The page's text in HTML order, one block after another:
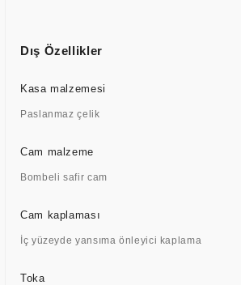
Dış Özellikler
Kasa malzemesi
Paslanmaz çelik
Cam malzeme
Bombeli safir cam
Cam kaplaması
İç yüzeyde yansıma önleyici kaplama
Toka